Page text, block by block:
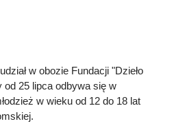
w obozie Fundacji "Dzieło
od 25 lipca odbywa się w
w wieku od 12 do 18 lat